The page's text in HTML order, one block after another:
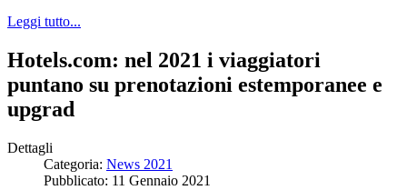
Leggi tutto...
Hotels.com: nel 2021 i viaggiatori
puntano su prenotazioni estemporanee e
upgrad
Dettagli
Categoria: News 2021
Pubblicato: 11 Gennaio 2021